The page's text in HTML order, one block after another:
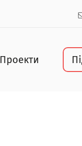
Проекти